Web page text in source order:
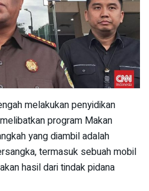
melakukan penyidikan
program Makan
yang diambil adalah
termasuk sebuah mobil
hasil dari tindak pidana